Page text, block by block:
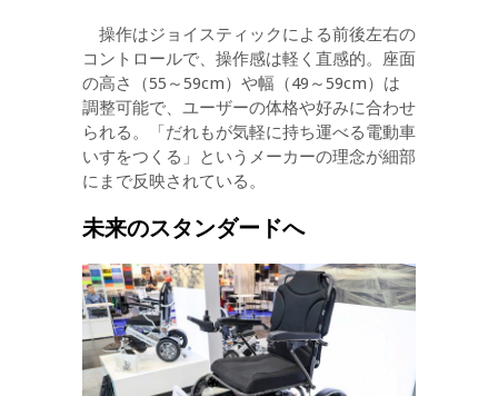
操作はジョイスティックによる前後左右の
コントロールで、操作感は軽く直感的。座面
の高さ（55～59cm）や幅（49～59cm）は
調整可能で、ユーザーの体格や好みに合わせ
られる。「だれもが気軽に持ち運べる電動車
いすをつくる」というメーカーの理念が細部
にまで反映されている。
未来のスタンダードへ